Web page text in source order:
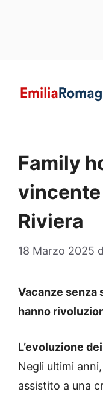
Family
Riviera
18 Marzo 2025
Vacanze senza
hanno
L’evoluzione
Negli ultimi
assistito a una